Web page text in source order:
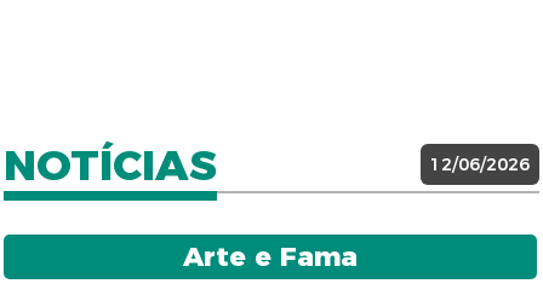
NOTÍCIAS 12/06/2026
Arte e Fama